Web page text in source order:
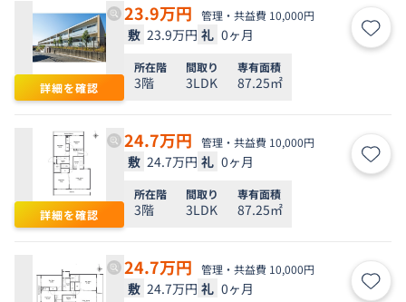
詳細を確認
23.9万円 管理・共益費 10,000円
敷 23.9万円 礼 0ヶ月 お気
所在階
3階
間取り
3LDK
専有面積
87.25㎡
詳細を確認
24.7万円 管理・共益費 10,000円
敷 24.7万円 礼 0ヶ月 お気
所在階
3階
間取り
3LDK
専有面積
87.25㎡
24.7万円 管理・共益費 10,000円
敷 24.7万円 礼 0ヶ月 お気